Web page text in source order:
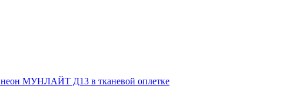
МУНЛАЙТ Д13 в тканевой оплетке